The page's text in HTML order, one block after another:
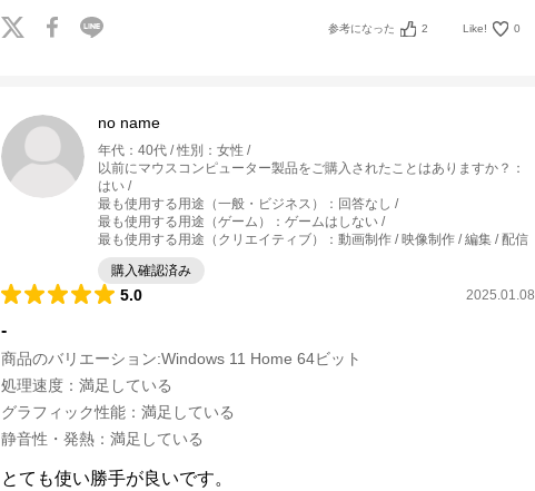
参考になった 2 Like! 0
no name
年代 ： 40代 性別 ： 女性
以前にマウスコンピューター製品をご購入されたことはありますか？ ：
はい
最も使用する用途（一般・ビジネス）
： 回答なし
最も使用する用途（ゲーム）
： ゲームはしない
最も使用する用途（クリエイティブ）
： 動画制作 / 映像制作 / 編集 / 配信
購入確認済み
5.0 2025.01.08
-
商品のバリエーション:Windows 11 Home 64ビット
処理速度 ： 満足している
グラフィック性能 ： 満足している
静音性・発熱 ： 満足している
とても使い勝手が良いです。